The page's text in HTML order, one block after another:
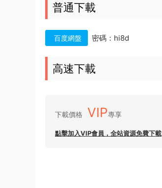
普通下載
百度網盤 密碼：hi8d
高速下載
下載價格 VIP專享
點擊加入VIP會員，全站資源免費下載